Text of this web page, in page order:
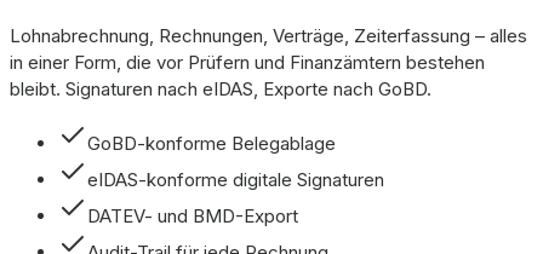
Lohnabrechnung, Rechnungen, Verträge, Zeiterfassung – alles
in einer Form, die vor Prüfern und Finanzämtern bestehen
bleibt. Signaturen nach eIDAS, Exporte nach GoBD.
GoBD-konforme Belegablage
eIDAS-konforme digitale Signaturen
DATEV- und BMD-Export